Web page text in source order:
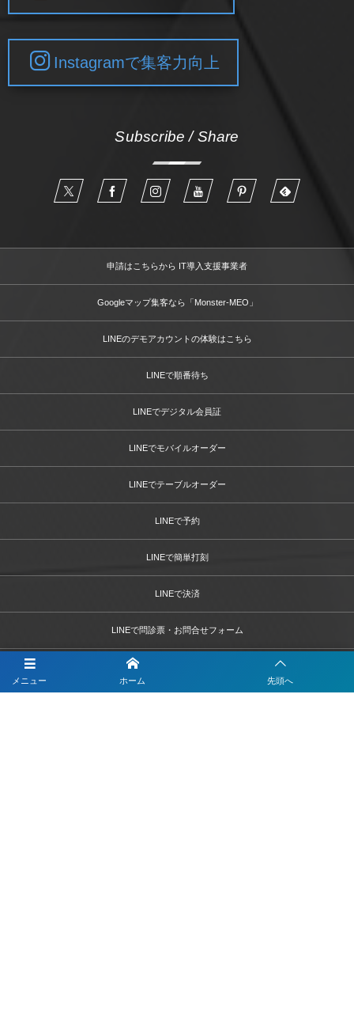
メニュー ホーム 先頭へ
Instagramで集客力向上
Subscribe / Share
申請はこちらから IT導入支援事業者
Googleマップ集客なら「Monster-MEO」
LINEのデモアカウントの体験はこちら
LINEで順番待ち
LINEでデジタル会員証
LINEでモバイルオーダー
LINEでテーブルオーダー
LINEで予約
LINEで簡単打刻
LINEで決済
LINEで問診票・お問合せフォーム
LINEを活用した採用活動